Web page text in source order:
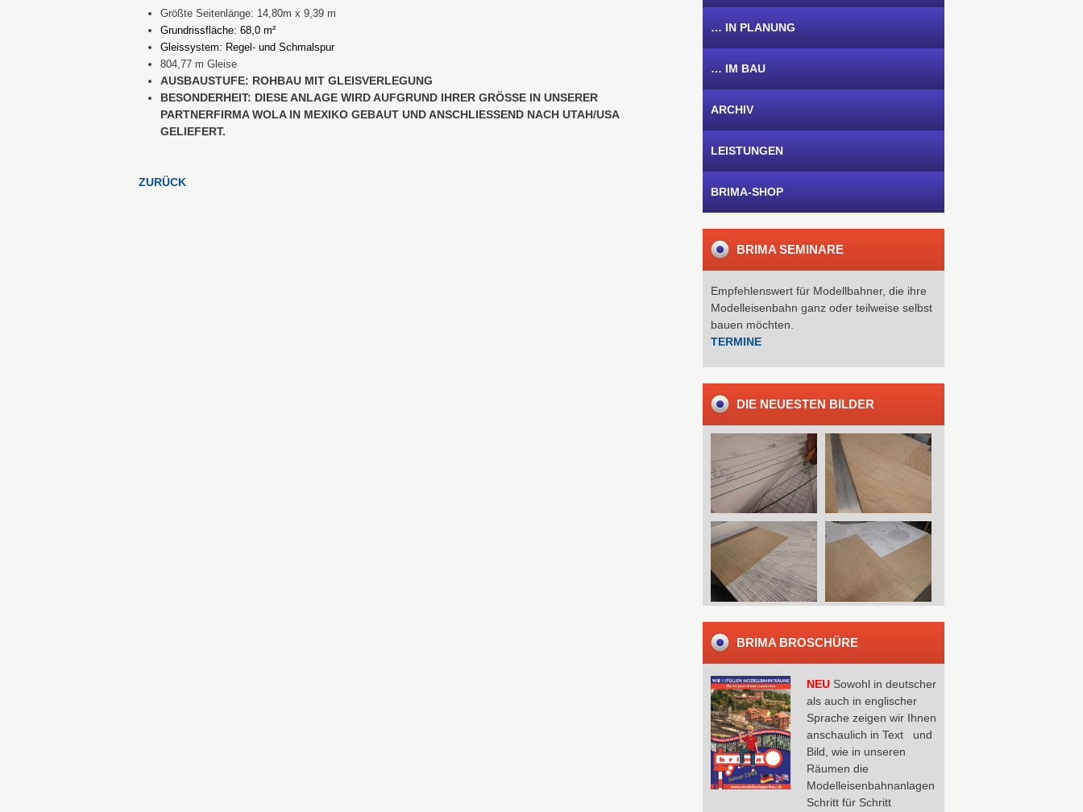
Größte Seitenlänge: 14,80m x 9,39 m
Grundrissfläche: 68,0 m²
Gleissystem: Regel- und Schmalspur
804,77 m Gleise
AUSBAUSTUFE: ROHBAU MIT GLEISVERLEGUNG
BESONDERHEIT: DIESE ANLAGE WIRD AUFGRUND IHRER GRÖSSE IN UNSERER P
ARTNERFIRMA WOLA IN MEXIKO GEBAUT UND ANSCHLIESSEND NACH UTAH/USA GE
LIEFERT.
ZURÜCK
… IN PLANUNG
… IM BAU
ARCHIV
LEISTUNGEN
BRIMA-SHOP
BRIMA SEMINARE
Empfehlenswert für Modellbahner, die ihre
Modelleisenbahn ganz oder teilweise selbst
bauen möchten.
TERMINE
DIE NEUESTEN BILDER
BRIMA BROSCHÜRE
NEU Sowohl in deutscher
als auch in englischer
Sprache zeigen wir Ihnen
anschaulich in Text und
Bild, wie in unseren
Räumen die
Modelleisenbahnanlagen
Schritt für Schritt